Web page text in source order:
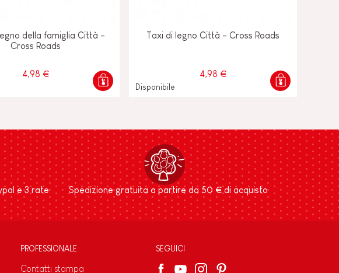
della famiglia Città -
Cross Roads
4,98 €
Taxi di legno Città - Cross Roads
4,98 €
Disponibile
e 3 rate
Spedizione gratuita a partire da 50 € di acquisto
PROFESSIONALE
Contatti stampa
SEGUICI